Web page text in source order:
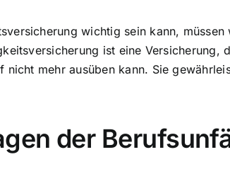
wichtig sein kann,
ist eine
mehr ausüben kann. Sie
der